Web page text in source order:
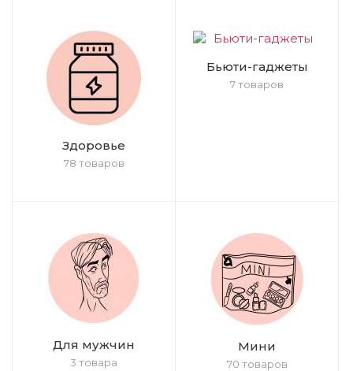
Здоровье
78 товаров
Бьюти-гаджеты
7 товаров
Для мужчин
3 товара
Мини
70 товаров